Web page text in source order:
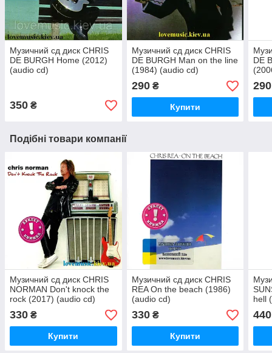
Музичний сд диск CHRIS
DE BURGH Home (2012)
(audio cd)
350 ₴
Музичний сд диск CHRIS
DE BURGH Man on the line
(1984) (audio cd)
290₴
Купити
DE
290
Подібні товари компанії
Музичний сд диск CHRIS
NORMAN Don't knock the
rock (2017) (audio cd)
330 ₴
Купити
Музичний сд диск CHRIS
REA On the beach (1986)
(audio cd)
330₴
Купити
hell
440